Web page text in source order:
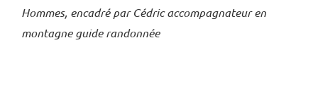
Hommes, encadré par Cédric accompagnateur en
montagne guide randonnée